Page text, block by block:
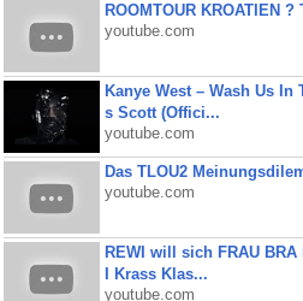
ROOMTOUR KROATIEN
youtube.com
Kanye West – Wash Us In
s Scott (Offici...
youtube.com
Das TLOU2
youtube.com
REWI will sich FRAU BRA
I Krass Klas...
youtube.com